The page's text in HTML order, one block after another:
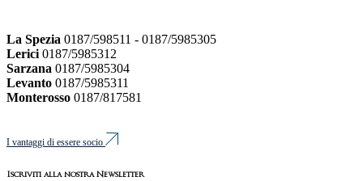
La Spezia 0187/598511 - 0187/5985305
Lerici0187/5985312
Sarzana 0187/5985304
Levanto 0187/5985311
Monterosso 0187/817581
I vantaggi di essere socio
Iscriviti alla nostra Newsletter